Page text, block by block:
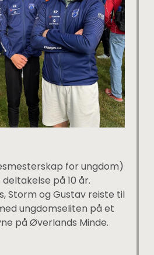
for ungdom)
på 10 år.
Storm og Gustav reiste til
ungdomseliten på et
på Øverlands Minde.